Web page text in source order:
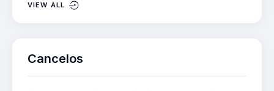
VIEW ALL
Cancelos